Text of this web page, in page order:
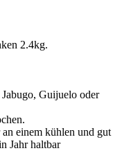
2.4kg.
Guijuelo oder
einem kühlen und gut
Jahr haltbar